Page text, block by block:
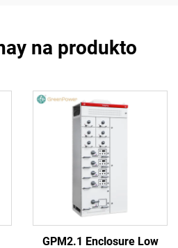
na produkto
GPM2.1 Enclosure Low